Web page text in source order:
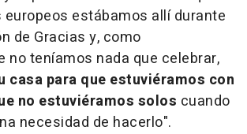
estábamos allí durante
de Gracias y, como
no teníamos nada que celebrar,
casa para que estuviéramos con
no estuviéramos solos cuando
necesidad de hacerlo".